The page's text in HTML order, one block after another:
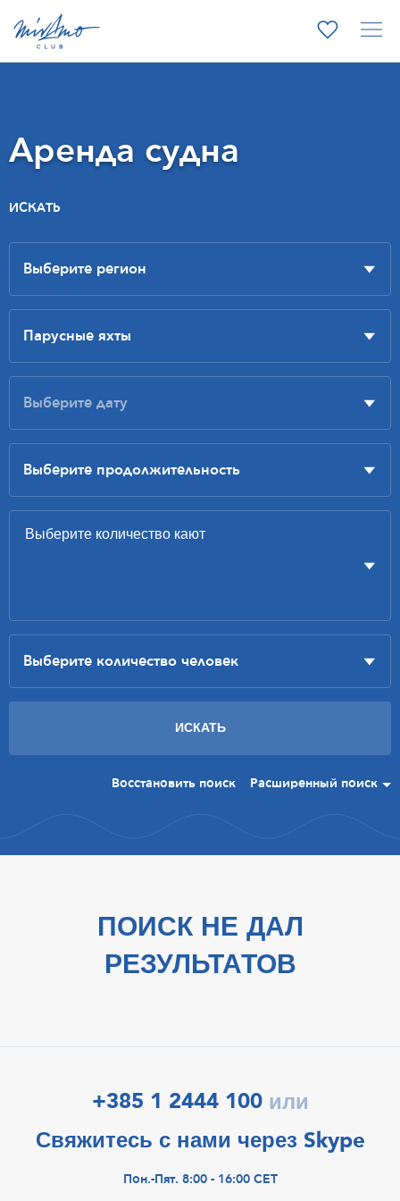
Аренда судна
ИСКАТЬ
Восстановить поиск Расширенный поиск
ПОИСК НЕ ДАЛ
РЕЗУЛЬТАТОВ
+385 1 2444 100 или
Свяжитесь с нами через Skype
Пон.-Пят. 8:00 - 16:00 CET